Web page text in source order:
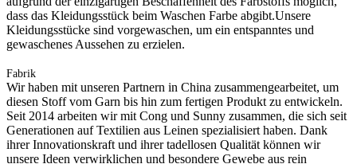
dass das Kleidungsstück beim Waschen Farbe abgibt.Unsere
Kleidungsstücke sind vorgewaschen, um ein entspanntes und
gewaschenes Aussehen zu erzielen.
Fabrik
Wir haben mit unseren Partnern in China zusammengearbeitet, um
diesen Stoff vom Garn bis hin zum fertigen Produkt zu entwickeln.
Seit 2014 arbeiten wir mit Cong und Sunny zusammen, die sich seit
Generationen auf Textilien aus Leinen spezialisiert haben. Dank
ihrer Innovationskraft und ihrer tadellosen Qualität können wir
unsere Ideen verwirklichen und besondere Gewebe aus rein